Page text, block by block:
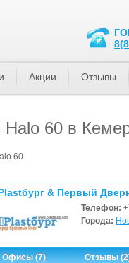
60 в
60
& Первый
Телефон:
Города:
Офисы (7) Отзывы
Акции Отзывы